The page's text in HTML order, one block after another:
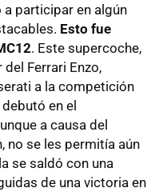
participar en algún
Esto fue
. Este supercoche,
Ferrari Enzo,
a la competición
en el
a causa del
no se les permitía aún
se saldó con una
de una victoria en